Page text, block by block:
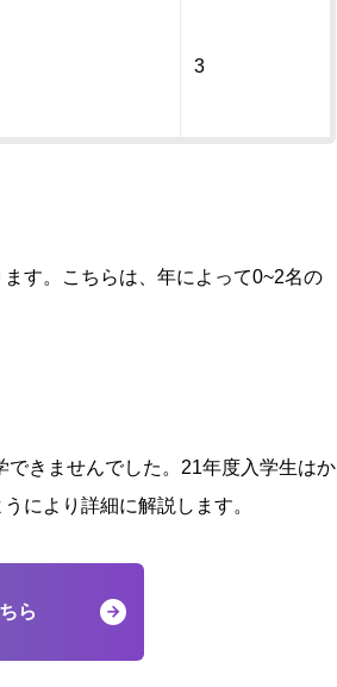
3
す。こちらは、年によって0~2名の
きませんでした。21年度入学生はか
により詳細に解説します。
ら